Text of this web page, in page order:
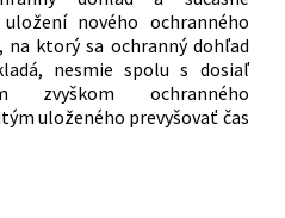
nového ochranného
na ktorý sa ochranný dohľad
nesmie spolu s dosiaľ
zvyškom ochranného
uloženého prevyšovať čas